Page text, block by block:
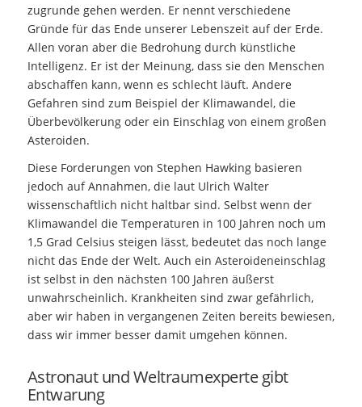
zugrunde gehen werden. Er nennt verschiedene
Gründe für das Ende unserer Lebenszeit auf der Erde.
Allen voran aber die Bedrohung durch künstliche
Intelligenz. Er ist der Meinung, dass sie den Menschen
abschaffen kann, wenn es schlecht läuft. Andere
Gefahren sind zum Beispiel der Klimawandel, die
Überbevölkerung oder ein Einschlag von einem großen
Asteroiden.
Diese Forderungen von Stephen Hawking basieren
jedoch auf Annahmen, die laut Ulrich Walter
wissenschaftlich nicht haltbar sind. Selbst wenn der
Klimawandel die Temperaturen in 100 Jahren noch um
1,5 Grad Celsius steigen lässt, bedeutet das noch lange
nicht das Ende der Welt. Auch ein Asteroideneinschlag
ist selbst in den nächsten 100 Jahren äußerst
unwahrscheinlich. Krankheiten sind zwar gefährlich,
aber wir haben in vergangenen Zeiten bereits bewiesen,
dass wir immer besser damit umgehen können.
Astronaut und Weltraumexperte gibt
Entwarung